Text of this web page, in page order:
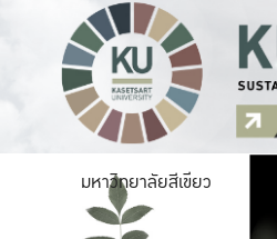
มหาวิทยาลัยสีเขียว